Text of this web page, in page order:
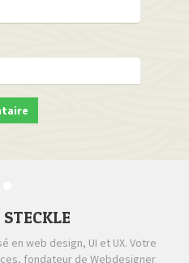
en web design, UI et UX. Votre
fondateur de Webdesigner